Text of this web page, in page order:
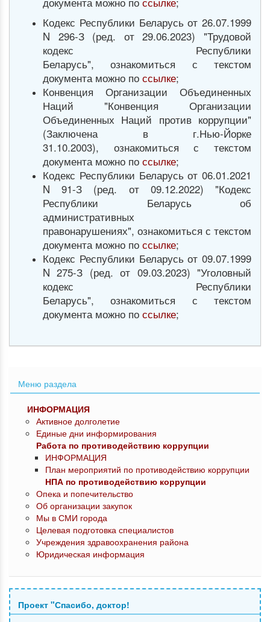
Кодекс Республики Беларусь от 26.07.1999
N 296-З (ред. от 29.06.2023) "Трудовой
кодекс Республики
Беларусь", ознакомиться с текстом
документа можно по ссылке;
Конвенция Организации Объединенных
Наций "Конвенция Организации
Объединенных Наций против коррупции"
(Заключена в г.Нью-Йорке
31.10.2003), ознакомиться с текстом
документа можно по ссылке;
Кодекс Республики Беларусь от 06.01.2021
N 91-З (ред. от 09.12.2022) "Кодекс
Республики Беларусь об
административных
правонарушениях", ознакомиться с текстом
документа можно по ссылке;
Кодекс Республики Беларусь от 09.07.1999
N 275-З (ред. от 09.03.2023) "Уголовный
кодекс Республики
Беларусь", ознакомиться с текстом
документа можно по ссылке;
Меню раздела
ИНФОРМАЦИЯ
Активное долголетие
Единые дни информирования
Работа по противодействию коррупции
ИНФОРМАЦИЯ
План мероприятий по противодействию коррупции
НПА по противодействию коррупции
Опека и попечительство
Об организации закупок
Мы в СМИ города
Целевая подготовка специалистов
Учреждения здравоохранения района
Юридическая информация
Проект "Спасибо, доктор!